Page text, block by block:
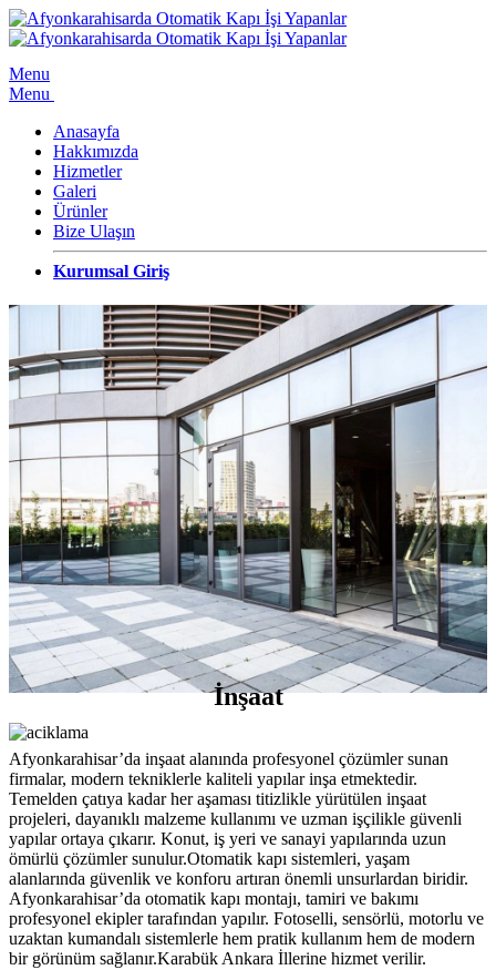
Menu
Menu
Anasayfa
Hakkımızda
Hizmetler
Galeri
Ürünler
Bize Ulaşın
Kurumsal Giriş
İnşaat
Afyonkarahisar’da inşaat alanında profesyonel çözümler sunan
firmalar, modern tekniklerle kaliteli yapılar inşa etmektedir.
Temelden çatıya kadar her aşaması titizlikle yürütülen inşaat
projeleri, dayanıklı malzeme kullanımı ve uzman işçilikle güvenli
yapılar ortaya çıkarır. Konut, iş yeri ve sanayi yapılarında uzun
ömürlü çözümler sunulur.Otomatik kapı sistemleri, yaşam
alanlarında güvenlik ve konforu artıran önemli unsurlardan biridir.
Afyonkarahisar’da otomatik kapı montajı, tamiri ve bakımı
profesyonel ekipler tarafından yapılır. Fotoselli, sensörlü, motorlu ve
uzaktan kumandalı sistemlerle hem pratik kullanım hem de modern
bir görünüm sağlanır.Karabük Ankara İllerine hizmet verilir.